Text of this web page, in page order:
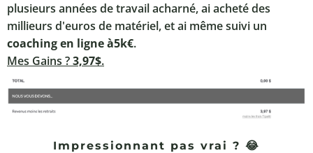
plusieurs années de travail acharné, ai acheté des
millieurs d'euros de matériel, et ai même suivi un
coaching en ligne à5k€.
Mes Gains ?3,97$.
Impressionnant pas vrai ? 😂